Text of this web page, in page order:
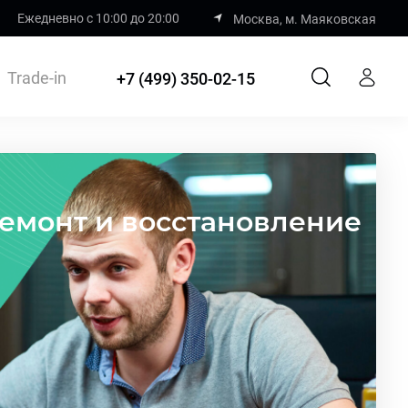
Ежедневно с 10:00 до 20:00 Москва, м. Маяковская
Trade-in +7 (499) 350-02-15
и восстановление